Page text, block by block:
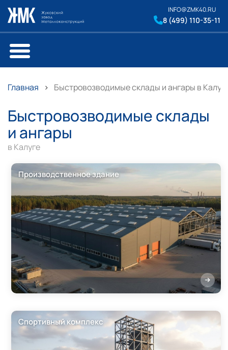
INFO@ZMK40.RU
8 (499) 110-35-11
Главная Быстровозводимые склады и ангары в
Быстровозводимые склады
и ангары
в Калуге
Производственное здание
Спортивный комплекс